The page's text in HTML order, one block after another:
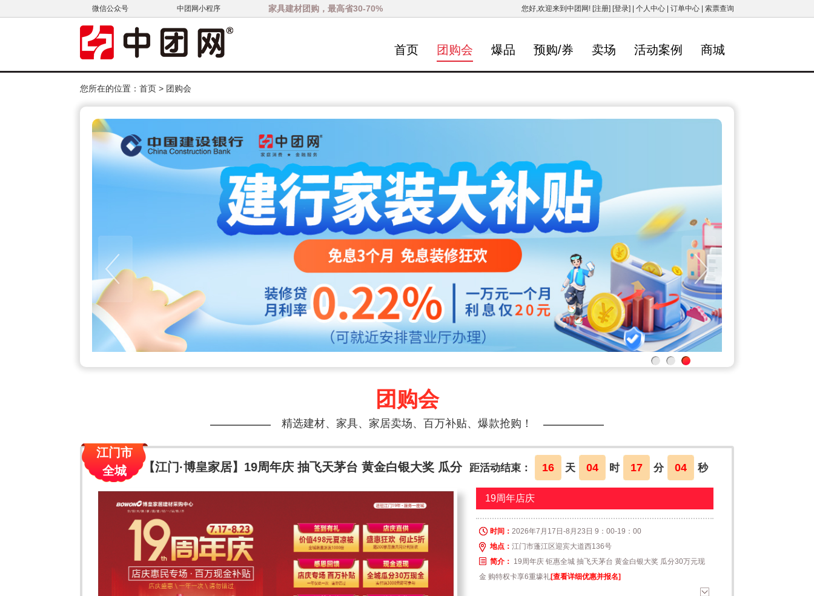
微信公众号 中团网小程序 家具建材团购，最高省30-70% 您好,欢迎来到中团网! [注册] [登录] 个人中心 订单中心 索票查询
首页 团购会 爆品 预购/券 卖场 活动案例 商城
您所在的位置： 首页 > 团购会
团购会
精选建材、家具、家居卖场、百万补贴、爆款抢购！
江门市
全城
【江门·博皇家居】19周年庆 抽飞天茅台 黄金白银大奖 瓜分
30万元现金 送千件壕礼
距活动结束： 16 天 04 时 17 分 04 秒
19周年店庆
时间： 2026年7月17日-8月23日 9：00-19：00
地点： 江门市蓬江区迎宾大道西136号
简介： 19周年庆 钜惠全城 抽飞天茅台 黄金白银大奖 瓜分30万元现
金 购特权卡享6重壕礼[查看详细优惠并报名]